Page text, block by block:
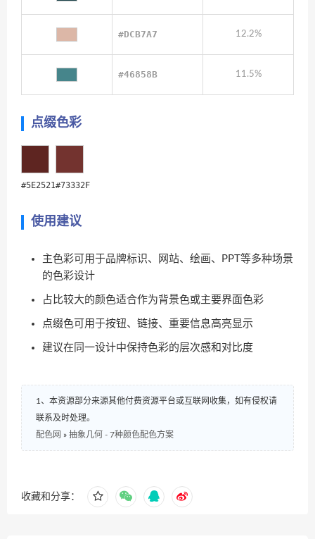
#DCB7A7 12.2%
#46858B 11.5%
点缀色彩
#5E2521#73332F
使用建议
主色彩可用于品牌标识、网站、绘画、PPT等多种场景
的色彩设计
占比较大的颜色适合作为背景色或主要界面色彩
点缀色可用于按钮、链接、重要信息高亮显示
建议在同一设计中保持色彩的层次感和对比度
1、本资源部分来源其他付费资源平台或互联网收集，如有侵权请
联系及时处理。
配色网 » 抽象几何 - 7种颜色配色方案
收藏和分享：